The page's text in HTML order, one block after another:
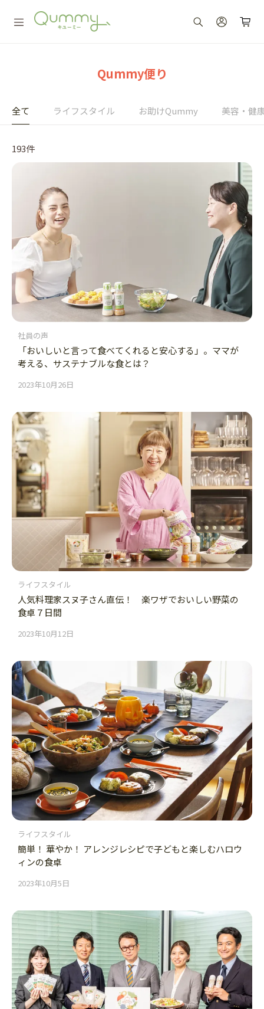
Qummy便り
全て ライフスタイル お助けQummy 美容・健
193件
社員の声
「おいしいと言って食べてくれると安心する」。ママが
考える、サステナブルな食とは？
2023年10月26日
ライフスタイル
人気料理家スヌ子さん直伝！ 楽ワザでおいしい野菜の
食卓７日間
2023年10月12日
ライフスタイル
簡単！ 華やか！ アレンジレシピで子どもと楽しむハロウ
ィンの食卓
2023年10月5日